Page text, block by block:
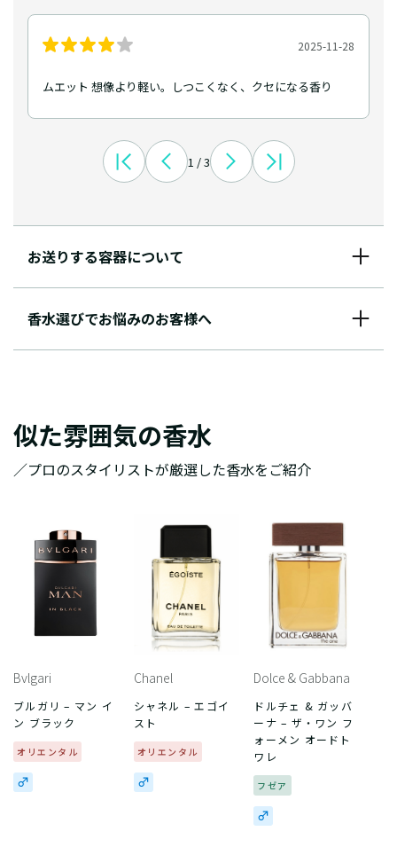
2025-11-28
ムエット 想像より軽い。しつこくなく、クセになる香り
1 / 3
お送りする容器について
香水選びでお悩みのお客様へ
似た雰囲気の香水
／プロのスタイリストが厳選した香水をご紹介
Bvlgari
ブルガリ – マン イ
ン ブラック
オリエンタル
Chanel
シャネル – エゴイ
スト
オリエンタル
Dolce & Gabbana
ドルチェ & ガッバ
ーナ – ザ・ワン フ
ォーメン オードト
ワレ
フゼア